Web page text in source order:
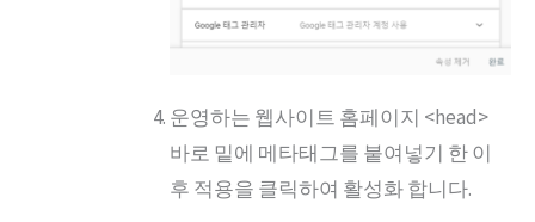
운영하는 웹사이트 홈페이지 <head>
바로 밑에 메타태그를 붙여넣기 한 이
후 적용을 클릭하여 활성화 합니다.